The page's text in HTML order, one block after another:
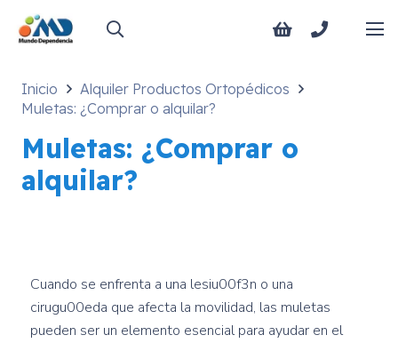
Inicio
Alquiler Productos Ortopédicos
Muletas: ¿Comprar o alquilar?
Muletas: ¿Comprar o
alquilar?
Cuando se enfrenta a una lesiu00f3n o una
cirugu00eda que afecta la movilidad, las muletas
pueden ser un elemento esencial para ayudar en el